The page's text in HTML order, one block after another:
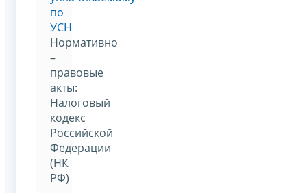
по
УСН
Нормативно
–
правовые
акты:
Налоговый
кодекс
Российской
Федерации
(НК
РФ)